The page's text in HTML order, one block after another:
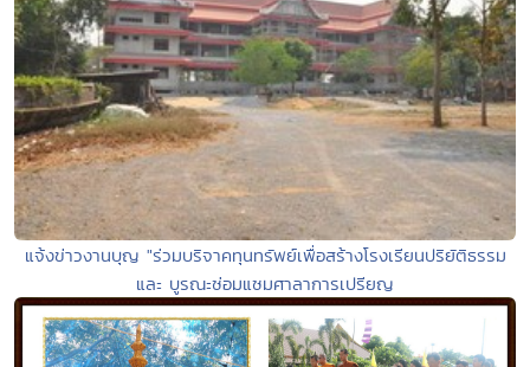
แจ้งข่าวงานบุญ "ร่วมบริจาคทุนทรัพย์เพื่อสร้างโรงเรียนปริยัติธรรม
และ บูรณะซ่อมแซมศาลาการเปรียญ